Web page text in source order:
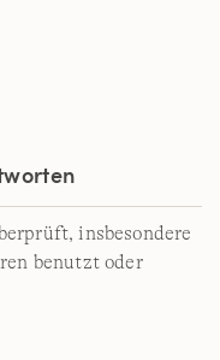
insbesondere
benutzt oder